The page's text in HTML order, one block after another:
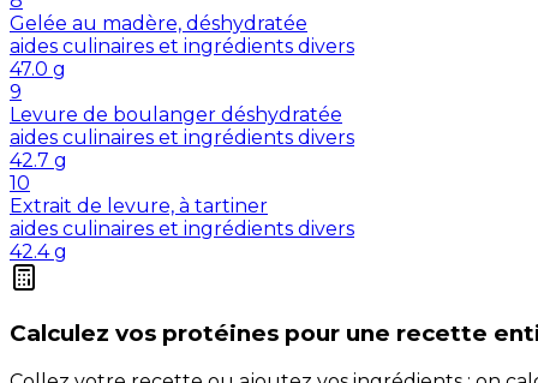
Gelée au madère, déshydratée
aides culinaires et ingrédients divers
47.0 g
9
Levure de boulanger déshydratée
aides culinaires et ingrédients divers
42.7 g
10
Extrait de levure, à tartiner
aides culinaires et ingrédients divers
42.4 g
Calculez vos protéines pour une recette